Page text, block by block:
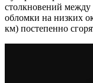
столкновений
обломки на низких
км) постепенно